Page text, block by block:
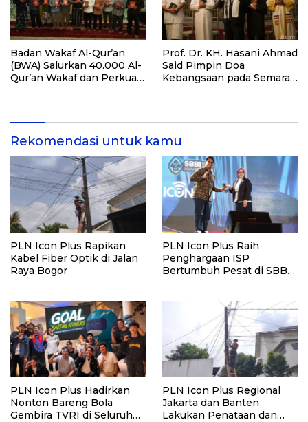
Badan Wakaf Al-Qur’an
(BWA) Salurkan 40.000 Al-
Qur’an Wakaf dan Perkuat
Prof. Dr. KH. Hasani Ahmad
Said Pimpin Doa
Kebangsaan pada Semarak
Rekomendasi untuk kamu
PLN Icon Plus Rapikan
Kabel Fiber Optik di Jalan
Raya Bogor
PLN Icon Plus Raih
Penghargaan ISP
Bertumbuh Pesat di SBBI
PLN Icon Plus Hadirkan
Nonton Bareng Bola
Gembira TVRI di Seluruh
PLN Icon Plus Regional
Jakarta dan Banten
Lakukan Penataan dan